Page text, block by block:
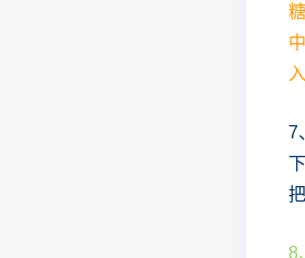
7
8